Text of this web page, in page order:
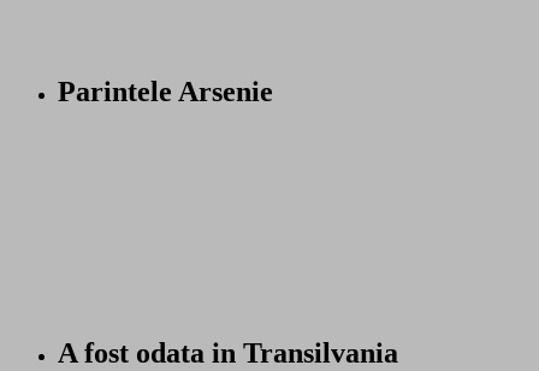
Parintele Arsenie
A fost odata in Transilvania